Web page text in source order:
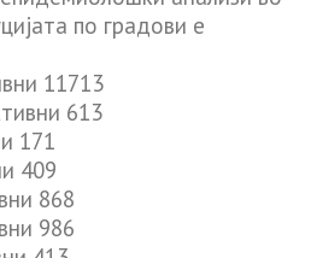
по градови е
11713
613
171
409
868
986